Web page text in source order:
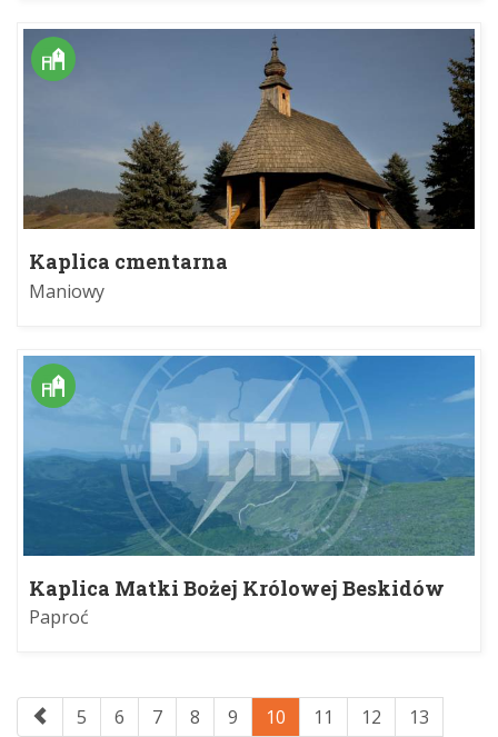
Kaplica cmentarna
Maniowy
Kaplica Matki Bożej Królowej Beskidów
Paproć
5 6 7 8 9 10 11 12
13